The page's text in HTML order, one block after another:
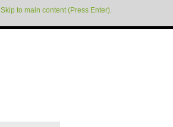
Skip to main content (Press Enter).